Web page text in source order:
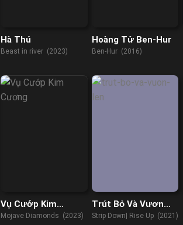
Hà Thú
Beast in river (2023)
Hoàng Tử Ben-Hur
Ben-Hur (2016)
Vụ Cướp Kim
Cương
Mojave Diamonds (2023)
Trút Bỏ Và Vươn
Lên
Strip Down| Rise Up (2021)